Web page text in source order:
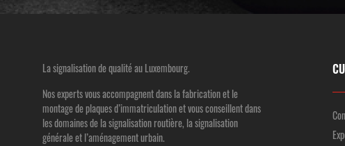
La signalisation de qualité au Luxembourg.
Nos experts vous accompagnent dans la fabrication et le
montage de plaques d’immatriculation et vous conseillent dans
les domaines de la signalisation routière, la signalisation
générale et l’aménagement urbain.